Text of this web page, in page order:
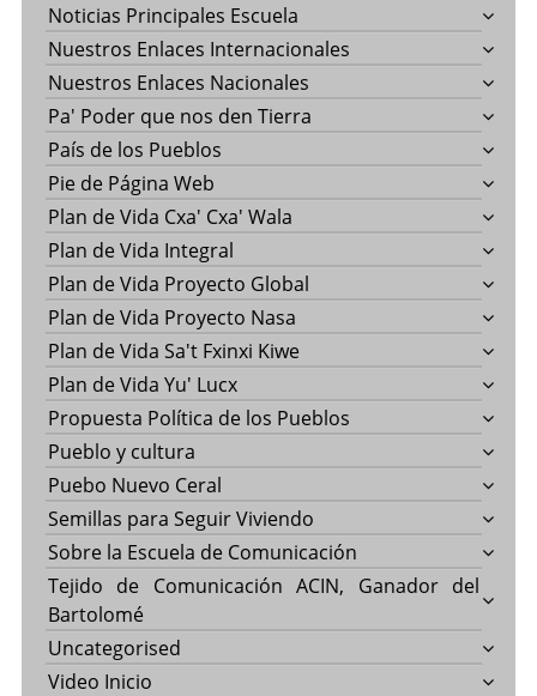
Noticias Principales Escuela
Nuestros Enlaces Internacionales
Nuestros Enlaces Nacionales
Pa' Poder que nos den Tierra
País de los Pueblos
Pie de Página Web
Plan de Vida Cxa' Cxa' Wala
Plan de Vida Integral
Plan de Vida Proyecto Global
Plan de Vida Proyecto Nasa
Plan de Vida Sa't Fxinxi Kiwe
Plan de Vida Yu' Lucx
Propuesta Política de los Pueblos
Pueblo y cultura
Puebo Nuevo Ceral
Semillas para Seguir Viviendo
Sobre la Escuela de Comunicación
Tejido de Comunicación ACIN, Ganador del
Bartolomé
Uncategorised
Video Inicio